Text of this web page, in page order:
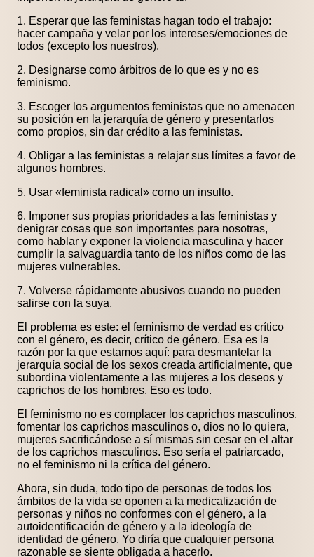
1. Esperar que las feministas hagan todo el trabajo:
hacer campaña y velar por los intereses/emociones de
todos (excepto los nuestros).
2. Designarse como árbitros de lo que es y no es
feminismo.
3. Escoger los argumentos feministas que no amenacen
su posición en la jerarquía de género y presentarlos
como propios, sin dar crédito a las feministas.
4. Obligar a las feministas a relajar sus límites a favor de
algunos hombres.
5. Usar «feminista radical» como un insulto.
6. Imponer sus propias prioridades a las feministas y
denigrar cosas que son importantes para nosotras,
como hablar y exponer la violencia masculina y hacer
cumplir la salvaguardia tanto de los niños como de las
mujeres vulnerables.
7. Volverse rápidamente abusivos cuando no pueden
salirse con la suya.
El problema es este: el feminismo de verdad es crítico
con el género, es decir, crítico de género. Esa es la
razón por la que estamos aquí: para desmantelar la
jerarquía social de los sexos creada artificialmente, que
subordina violentamente a las mujeres a los deseos y
caprichos de los hombres. Eso es todo.
El feminismo no es complacer los caprichos masculinos,
fomentar los caprichos masculinos o, dios no lo quiera,
mujeres sacrificándose a sí mismas sin cesar en el altar
de los caprichos masculinos. Eso sería el patriarcado,
no el feminismo ni la crítica del género.
Ahora, sin duda, todo tipo de personas de todos los
ámbitos de la vida se oponen a la medicalización de
personas y niños no conformes con el género, a la
autoidentificación de género y a la ideología de
identidad de género. Yo diría que cualquier persona
razonable se siente obligada a hacerlo.